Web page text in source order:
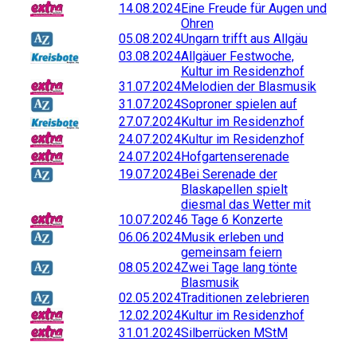
14.08.2024Eine Freude für Augen und
Ohren
05.08.2024Ungarn trifft aus Allgäu
03.08.2024Allgäuer Festwoche,
Kultur im Residenzhof
31.07.2024Melodien der Blasmusik
31.07.2024Soproner spielen auf
27.07.2024Kultur im Residenzhof
24.07.2024Kultur im Residenzhof
24.07.2024Hofgartenserenade
19.07.2024Bei Serenade der
Blaskapellen spielt
diesmal das Wetter mit
10.07.20246 Tage 6 Konzerte
06.06.2024Musik erleben und
gemeinsam feiern
08.05.2024Zwei Tage lang tönte
Blasmusik
02.05.2024Traditionen zelebrieren
12.02.2024Kultur im Residenzhof
31.01.2024Silberrücken MStM